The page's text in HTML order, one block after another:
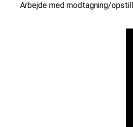
Arbejde med modtagning/